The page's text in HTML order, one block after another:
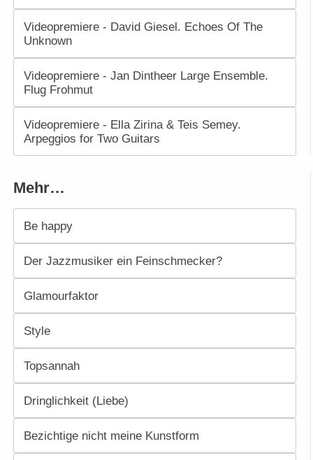
Videopremiere - David Giesel. Echoes Of The
Unknown
Videopremiere - Jan Dintheer Large Ensemble.
Flug Frohmut
Videopremiere - Ella Zirina & Teis Semey.
Arpeggios for Two Guitars
Mehr…
Be happy
Der Jazzmusiker ein Feinschmecker?
Glamourfaktor
Style
Topsannah
Dringlichkeit (Liebe)
Bezichtige nicht meine Kunstform